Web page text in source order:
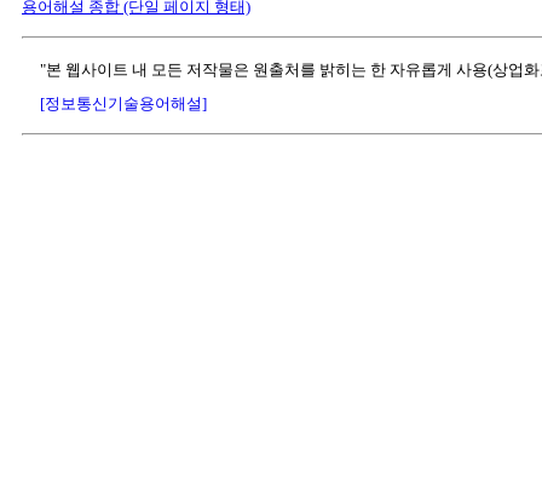
용어해설 종합 (단일 페이지 형태)
"본 웹사이트 내 모든 저작물은 원출처를 밝히는 한 자유롭게 사용(상업
[정보통신기술용어해설]